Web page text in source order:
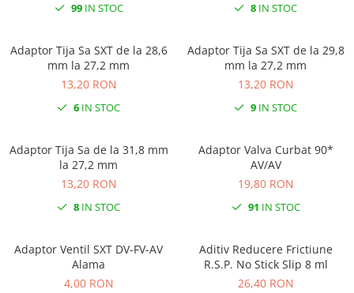
99IN STOC 8 IN STOC
Adaptor Tija Sa SXT de la 28,6
mm la 27,2 mm
13,20 RON
6 IN STOC
Adaptor Tija Sa SXT de la 29,8
mm la 27,2 mm
13,20 RON
9 IN STOC
Adaptor Tija Sa de la 31,8 mm
la 27,2 mm
13,20 RON
8 IN STOC
Adaptor Valva Curbat 90*
AV/AV
19,80 RON
91 IN STOC
Adaptor Ventil SXT DV-FV-AV
Alama
4,00 RON
Aditiv Reducere Frictiune
R.S.P. No Stick Slip 8 ml
26,40 RON